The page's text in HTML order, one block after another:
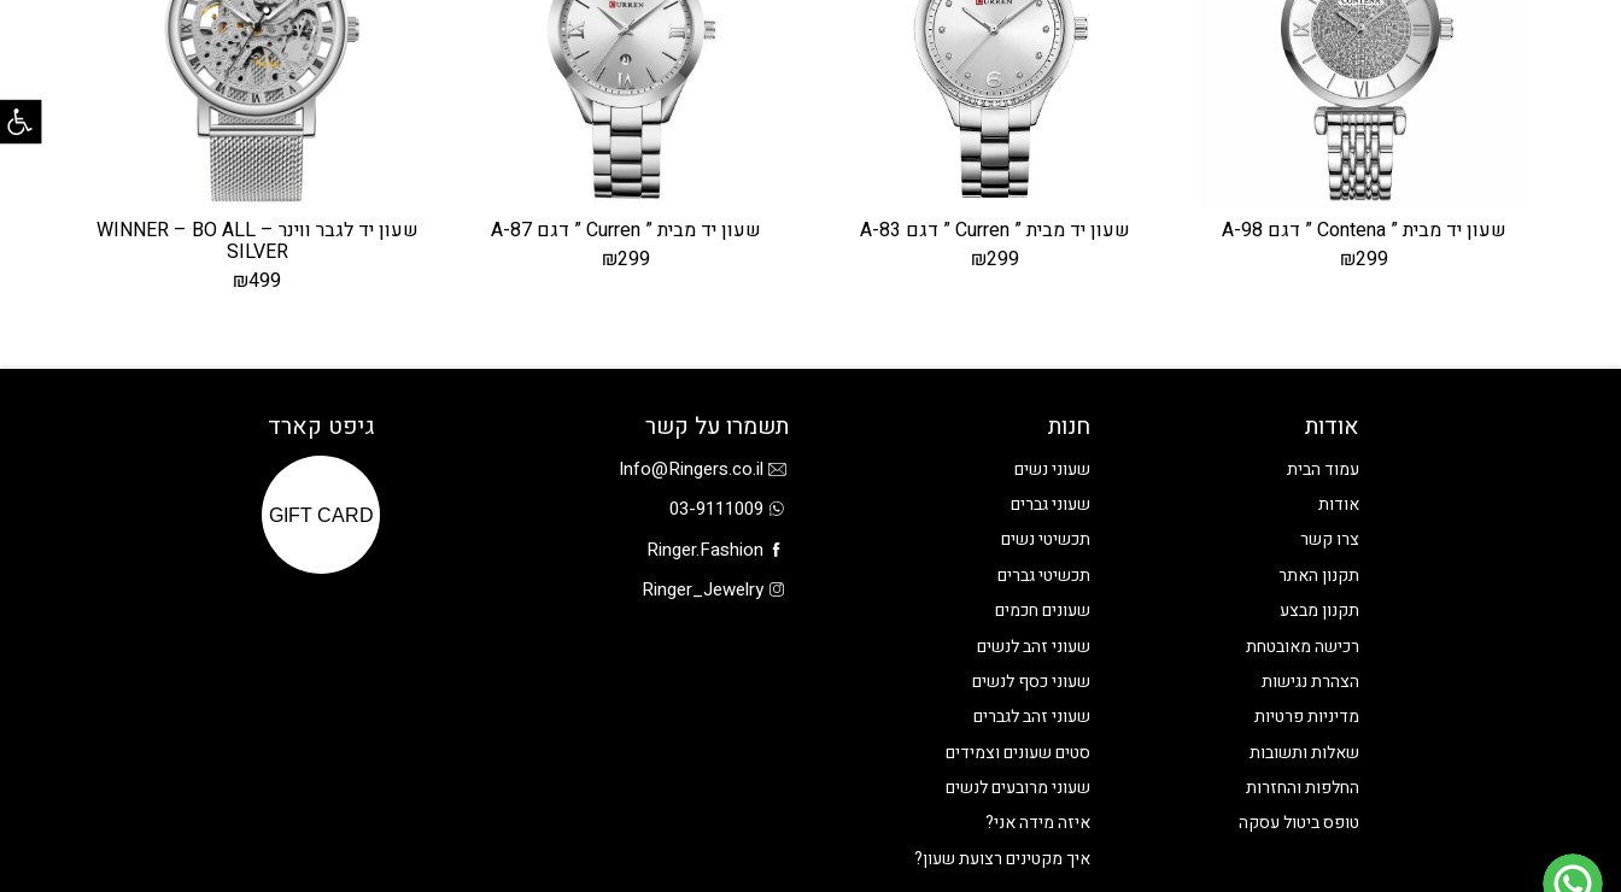
שעון יד מבית ” Contena ” דגם A-98
₪299
שעון יד מבית ” Curren ” דגם A-83
₪299
שעון יד מבית ” Curren ” דגם A-87
₪299
שעון יד לגבר ווינר – WINNER – BO ALL
SILVER
₪499
אודות
עמוד הבית
אודות
צרו קשר
תקנון האתר
תקנון מבצע
רכישה מאובטחת
הצהרת נגישות
מדיניות פרטיות
שאלות ותשובות
החלפות והחזרות
טופס ביטול עסקה
חנות
שעוני נשים
שעוני גברים
תכשיטי נשים
תכשיטי גברים
שעונים חכמים
שעוני זהב לנשים
שעוני כסף לנשים
שעוני זהב לגברים
סטים שעונים וצמידים
שעוני מרובעים לנשים
איזה מידה אני?
איך מקטינים רצועת שעון?
תשמרו על קשר
Info@Ringers.co.il
03-9111009
Ringer.Fashion
Ringer_Jewelry
גיפט קארד
GIFT CARD